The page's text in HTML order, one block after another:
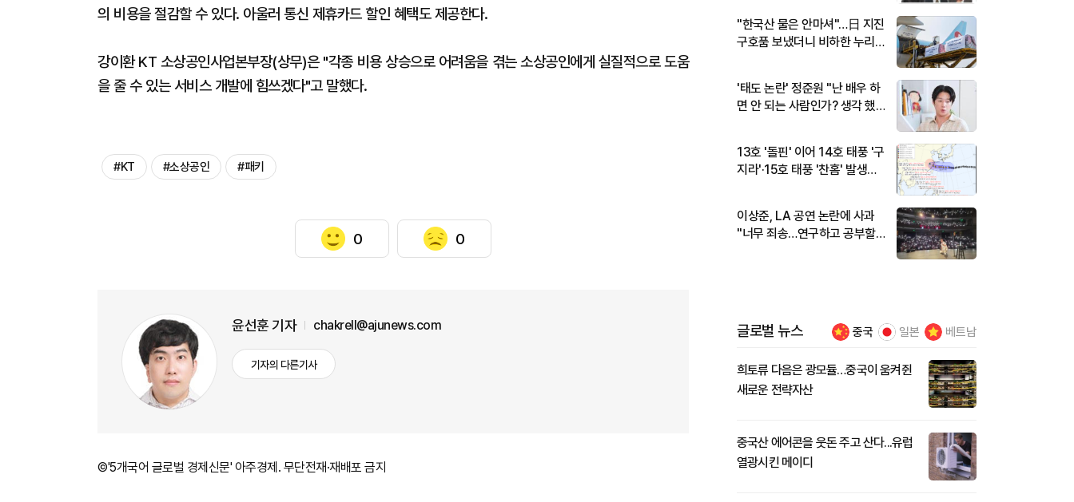
의 비용을 절감할 수 있다. 아울러 통신 제휴카드 할인 혜택도 제공한다.
강이환 KT 소상공인사업본부장(상무)은 "각종 비용 상승으로 어려움을 겪는 소상공인에게 실질적으로 도움
을 줄 수 있는 서비스 개발에 힘쓰겠다"고 말했다.
#KT #소상공인 #패키
0 0
윤선훈 기자 chakrell@ajunews.com
기자의 다른기사
©'5개국어 글로벌 경제신문' 아주경제. 무단전재·재배포 금지
"한국산 물은 안마셔"…日 지진
구호품 보냈더니 비하한 누리
'태도 논란' 정준원 "난 배우 하
면 안 되는 사람인가? 생각 했
13호 '돌핀' 이어 14호 태풍 '구
지라'·15호 태풍 '찬홈' 발생…
이상준, LA 공연 논란에 사과
"너무 죄송…연구하고 공부할
글로벌 뉴스 중국 일본 베트남
희토류 다음은 광모듈…중국이 움켜쥔
새로운 전략자산
중국산 에어콘을 웃돈 주고 산다...유럽
열광시킨 메이디